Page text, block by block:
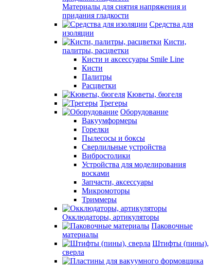
Материалы для снятия напряжения и
придания гладкости
Средства для
изоляции
Кисти,
палитры, расцветки
Кисти и аксессуары Smile Line
Кисти
Палитры
Расцветки
Кюветы, бюгеля
Трегеры
Оборудование
Вакуумформеры
Горелки
Пылесосы и боксы
Сверлильные устройства
Вибростолики
Устройства для моделирования
восками
Запчасти, аксессуары
Микромоторы
Триммеры
Окклюдаторы, артикуляторы
Паковочные
материалы
Штифты (пины),
сверла